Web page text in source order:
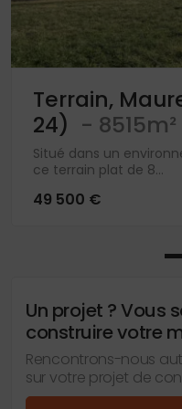
Terrain,
24) - 8515m²
Situé dans un
ce terrain plat de 8...
49 500 €
Un projet ? Vous
construire votre
Rencontrons-nous
sur votre projet de